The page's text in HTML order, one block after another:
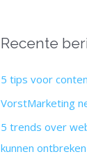
n
a
r
Recente
5 tips voor
VorstMarketing
5 trends over
kunnen